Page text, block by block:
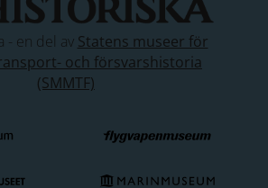
- en del av Statens museer för
och försvarshistoria
(SMMTF)